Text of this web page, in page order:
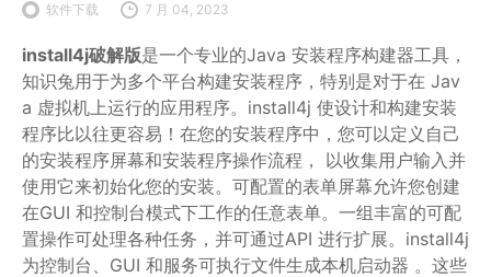
软件下载 7 月 04, 2023
install4j破解版是一个专业的Java 安装程序构建器工具，
知识兔用于为多个平台构建安装程序，特别是对于在 Jav
a 虚拟机上运行的应用程序。install4j 使设计和构建安装
程序比以往更容易！在您的安装程序中，您可以定义自己
的安装程序屏幕和安装程序操作流程， 以收集用户输入并
使用它来初始化您的安装。可配置的表单屏幕允许您创建
在GUI 和控制台模式下工作的任意表单。一组丰富的可配
置操作可处理各种任务，并可通过API 进行扩展。install4j
为控制台、GUI 和服务可执行文件生成本机启动器 。这些